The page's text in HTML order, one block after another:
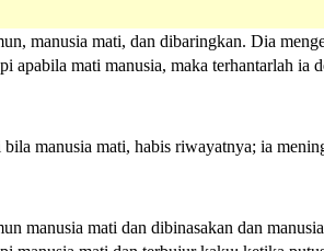
manusia mati, dan dibaringkan. Dia
apabila mati manusia, maka terhantarlah ia
bila manusia mati, habis riwayatnya; ia
manusia mati dan dibinasakan dan